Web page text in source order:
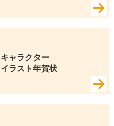
キャラクター
イラスト年賀状